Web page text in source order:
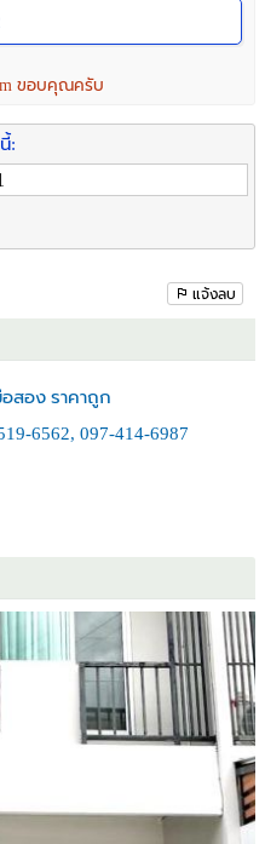
เขตหนองแขม กรุงเทพมหานคร
กบ้านและที่ดิน
าวน์โฮม #เจ้าของขายเอง #บ้าน
ายหน้ามือสอง #บ้านมือสอง
ขอบคุณครับ
:
แจ้งลบ
สอง ราคาถูก
6562, 097-414-6987